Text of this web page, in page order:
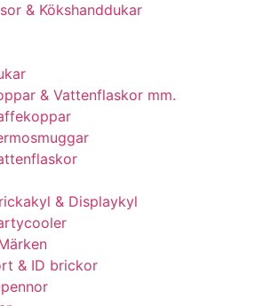
& Kökshanddukar
& Vattenflaskor mm.
& Displaykyl
& ID brickor